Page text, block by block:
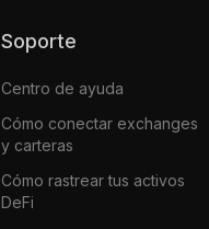
Soporte
Centro de ayuda
Cómo conectar exchanges
y carteras
Cómo rastrear tus activos
DeFi